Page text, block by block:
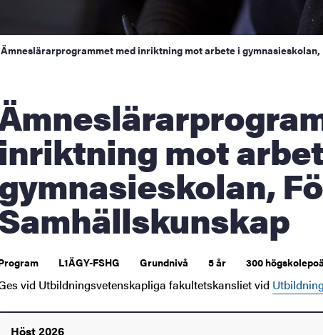
Ämneslärarprogrammet med inriktning mot arbete i
med
inriktning mot
L1ÄGY-FSHG Grundnivå 5 år 300
vid Utbildningsvetenskapliga fakultetskansliet vid
Höst 2026